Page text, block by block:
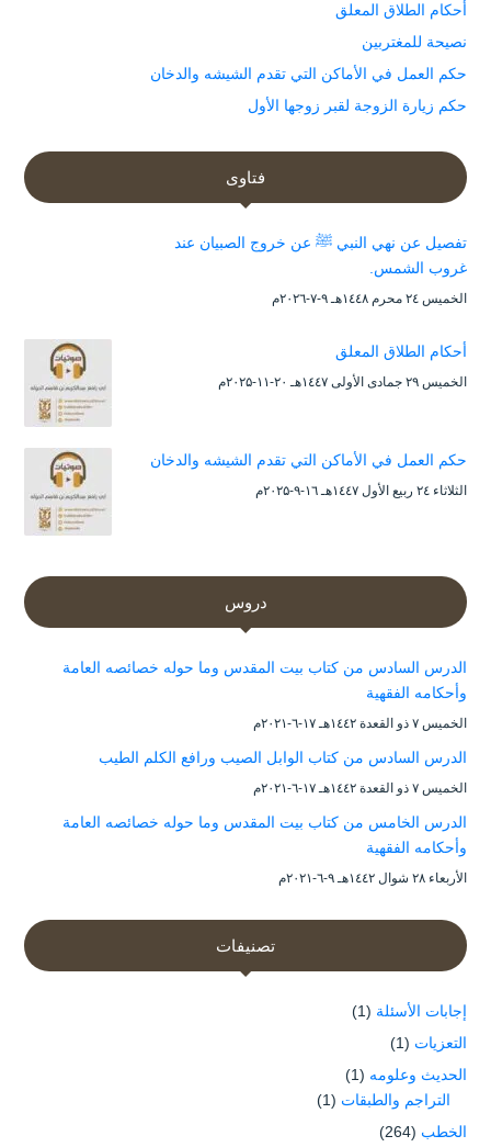
أحكام الطلاق المعلق
نصيحة للمغتربين
حكم العمل في الأماكن التي تقدم الشيشه والدخان
حكم زيارة الزوجة لقبر زوجها الأول
فتاوى
تفصيل عن نهي النبي ﷺ عن خروج الصبيان عند
غروب الشمس.
الخميس ۲٤ محرم ۱٤٤۸هـ ۹-۷-۲۰۲٦م
أحكام الطلاق المعلق
الخميس ۲۹ جمادى الأولى ۱٤٤۷هـ ۲۰-۱۱-۲۰۲۵م
حكم العمل في الأماكن التي تقدم الشيشه والدخان
الثلاثاء ۲٤ ربيع الأول ۱٤٤۷هـ ۱٦-۹-۲۰۲۵م
دروس
الدرس السادس من كتاب بيت المقدس وما حوله خصائصه العامة
وأحكامه الفقهية
الخميس ۷ ذو القعدة ۱٤٤۲هـ ۱۷-٦-۲۰۲۱م
الدرس السادس من كتاب الوابل الصيب ورافع الكلم الطيب
الخميس ۷ ذو القعدة ۱٤٤۲هـ ۱۷-٦-۲۰۲۱م
الدرس الخامس من كتاب بيت المقدس وما حوله خصائصه العامة
وأحكامه الفقهية
الأربعاء ۲۸ شوال ۱٤٤۲هـ ۹-٦-۲۰۲۱م
تصنيفات
إجابات الأسئلة (1)
التعزيات (1)
الحديث وعلومه (1)
التراجم والطبقات (1)
الخطب (264)